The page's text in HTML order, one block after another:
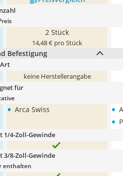
2 Stück
14,48 € pro Stück
Befestigung
Art
keine Herstellerangabe
für
• Arca Swiss •
•
1/4-Zoll-Gewinde
3/8-Zoll-Gewinde
enthalten